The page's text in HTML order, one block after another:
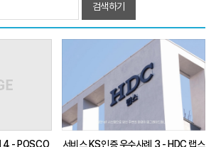
검색하기
4 - POSCO
서비스 KS인증 우수사례 3 - HDC 랩스